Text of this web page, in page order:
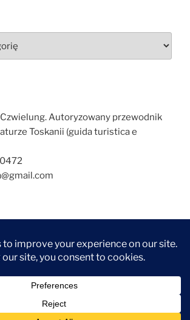
Autoryzowany przewodnik
Toskanii (guida turistica e
ZWIEDZANIE
TOSKANII
WYCIECZKIKONTAKTNAJCZĘŚCIEJ
ZADAWANE
PYTANIA
ARTYKUŁY
TOSKANIA
przez WordPress